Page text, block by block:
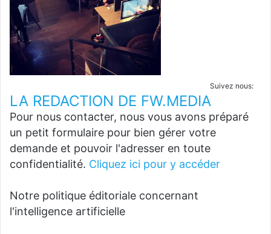
Suivez nous:
LA REDACTION DE FW.MEDIA
Pour nous contacter, nous vous avons préparé
un petit formulaire pour bien gérer votre
demande et pouvoir l'adresser en toute
confidentialité. Cliquez ici pour y accéder
Notre politique éditoriale concernant
l'intelligence artificielle